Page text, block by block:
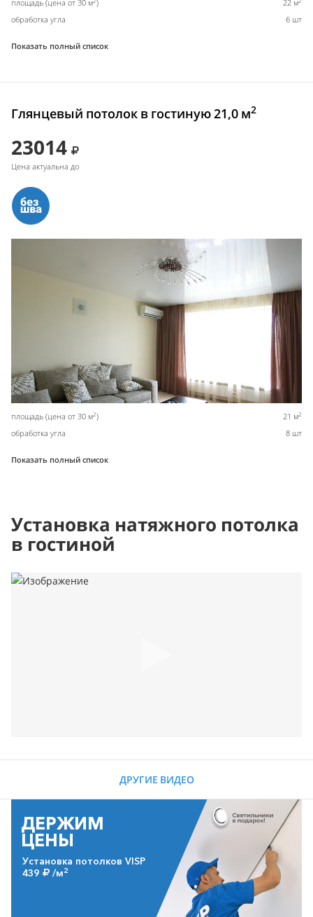
площадь (цена от 30 м ) 22 м
обработка угла 6 шт
Показать полный список
Глянцевый потолок в гостиную 21,0 м2
23014
Цена актуальна до
площадь (цена от 30 м2) 21 м2
обработка угла 8 шт
Показать полный список
Установка натяжного потолка
в гостиной
ДРУГИЕ ВИДЕО
ДЕРЖИМ
ЦЕНЫ
Установка потолков VISP
439
/м2